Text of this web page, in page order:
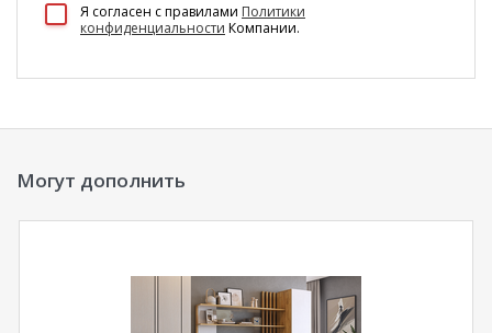
Я согласен c правилами Политики
конфиденциальности Компании.
Могут дополнить